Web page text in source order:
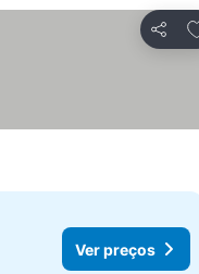
Ver preços